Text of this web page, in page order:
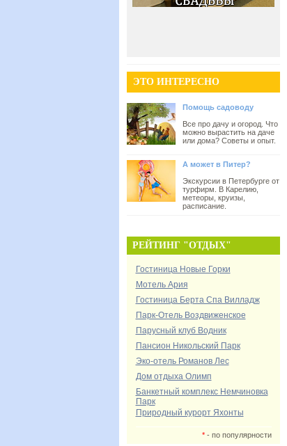
ЭТО ИНТЕРЕСНО
Помощь садоводу
Все про дачу и огород. Что
можно вырастить на даче
или дома? Советы и опыт.
А может в Питер?
Экскурсии в Петербурге от
турфирм. В Карелию,
метеоры, круизы,
расписание.
РЕЙТИНГ "ОТДЫХ"
Гостиница Новые Горки
Мотель Ария
Гостиница Берта Спа Вилладж
Парк-Отель Воздвиженское
Парусный клуб Водник
Пансион Никольский Парк
Эко-отель Романов Лес
Дом отдыха Олимп
Банкетный комплекс Немчиновка
Парк
Природный курорт Яхонты
*- по популярности